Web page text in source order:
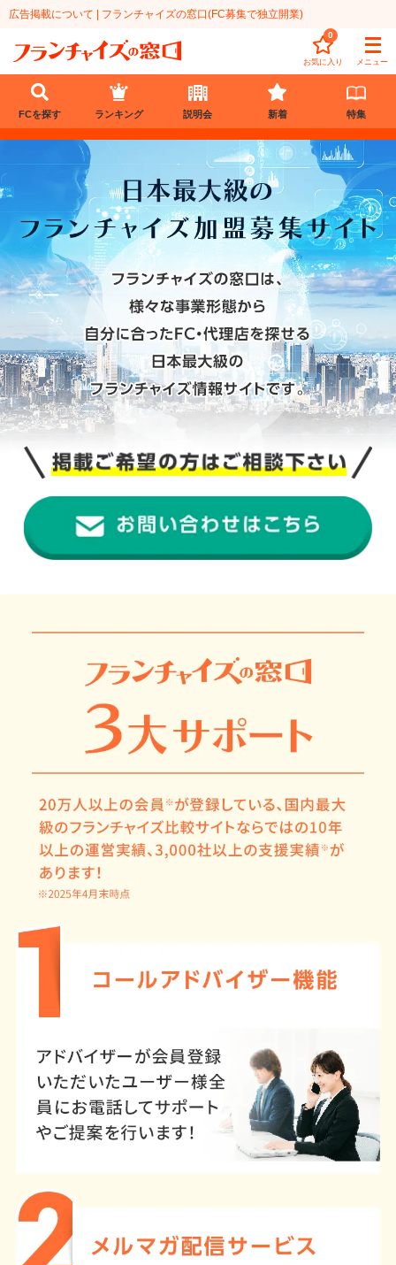
広告掲載について | フランチャイズの窓口(FC募集で独立開業)
お気に入り
0
メニュー
FCを探す
代理店業
教育・保育業
飲食・菓子業
サービス業
無店舗系
小売業
介護・福祉業
美容・健康業
海外FC本部
開業資金
1円〜100万円
101万円～300万円
301万円～500万円
501万円～1000万円
1001万円以上
エリア
北海道
東北
甲信越・北陸
関東
東海
ランキング
総合ランキング
介護
飲食
リペアクリーニング
100万以下で開業
法人様オススメ
週間ランキング
説明会
イベント
FCを探す ランキング 説明会 新着 特集